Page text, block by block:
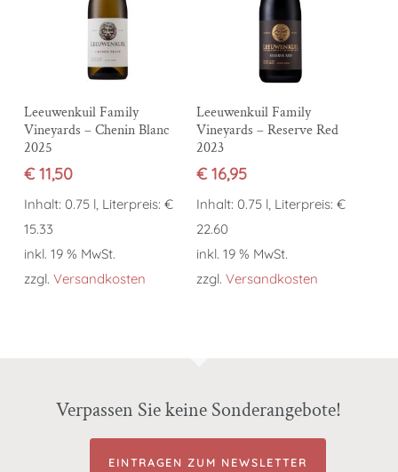
In den Warenkorb
Leeuwenkuil Family
Vineyards – Chenin Blanc
2025
€11,50
Inhalt: 0.75 l, Literpreis: €
15.33
inkl. 19 % MwSt.
zzgl. Versandkosten
In den Warenkorb
Leeuwenkuil Family
Vineyards – Reserve Red
2023
€16,95
Inhalt: 0.75 l, Literpreis: €
22.60
inkl. 19 % MwSt.
zzgl.Versandkosten
Verpassen Sie keine Sonderangebote!
EINTRAGEN ZUM NEWSLETTER